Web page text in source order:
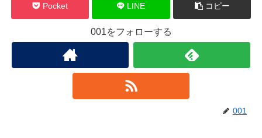
Pocket LINE コピー
001をフォローする
001